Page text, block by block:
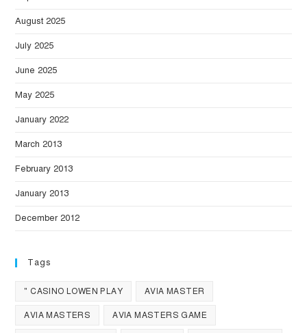
August 2025
July 2025
June 2025
May 2025
January 2022
March 2013
February 2013
January 2013
December 2012
Tags
" CASINO LOWEN PLAY AVIA MASTER
AVIA MASTERS AVIA MASTERS GAME